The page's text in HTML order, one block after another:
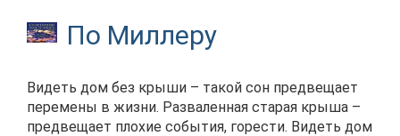
По Миллеру
Видеть дом без крыши – такой сон предвещает
перемены в жизни. Разваленная старая крыша –
предвещает плохие события, горести. Видеть дом